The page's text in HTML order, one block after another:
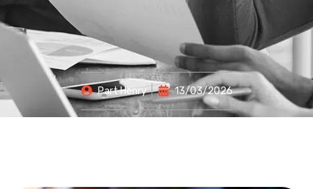
PartHenry 13/03/2026